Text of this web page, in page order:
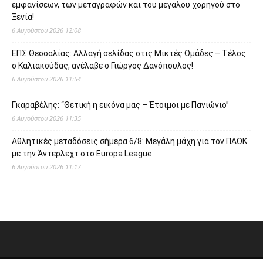
εμφανίσεων, των μεταγραφών και του μεγάλου χορηγού στο
Ξενία!
6 Αυγούστου 2026 12:08
ΕΠΣ Θεσσαλίας: Αλλαγή σελίδας στις Μικτές Ομάδες – Τέλος
ο Καλιακούδας, ανέλαβε ο Γιώργος Δανόπουλος!
6 Αυγούστου 2026 11:54
Γκαραβέλης: “Θετική η εικόνα μας – Έτοιμοι με Πανιώνιο”
6 Αυγούστου 2026 11:35
Αθλητικές μεταδόσεις σήμερα 6/8: Μεγάλη μάχη για τον ΠΑΟΚ
με την Άντερλεχτ στο Europa League
6 Αυγούστου 2026 11:17